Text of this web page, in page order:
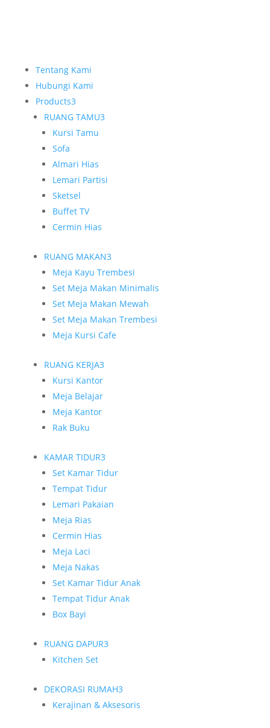
Tentang Kami
Hubungi Kami
Products3
RUANG TAMU3
Kursi Tamu
Sofa
Almari Hias
Lemari Partisi
Sketsel
Buffet TV
Cermin Hias
RUANG MAKAN3
Meja Kayu Trembesi
Set Meja Makan Minimalis
Set Meja Makan Mewah
Set Meja Makan Trembesi
Meja Kursi Cafe
RUANG KERJA3
Kursi Kantor
Meja Belajar
Meja Kantor
Rak Buku
KAMAR TIDUR3
Set Kamar Tidur
Tempat Tidur
Lemari Pakaian
Meja Rias
Cermin Hias
Meja Laci
Meja Nakas
Set Kamar Tidur Anak
Tempat Tidur Anak
Box Bayi
RUANG DAPUR3
Kitchen Set
DEKORASI RUMAH3
Kerajinan & Aksesoris